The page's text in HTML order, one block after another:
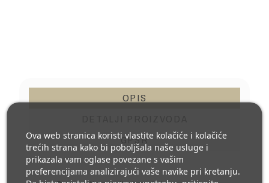
OPIS
GPSR
Ova web stranica koristi vlastite kolačiće i kolačiće
trećih strana kako bi poboljšala naše usluge i
prikazala vam oglase povezane s vašim
preferencijama analizirajući vaše navike pri kretanju.